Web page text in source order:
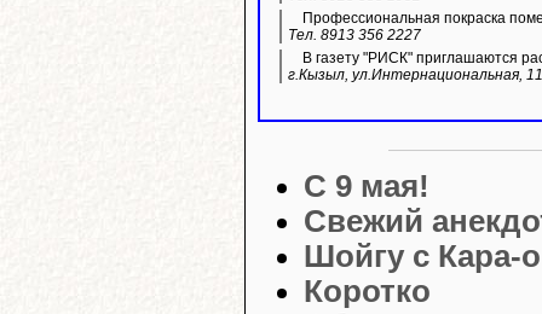
Профессиональная покраска
Тел. 8913 356 2227
В газету "РИСК" приглашаются
г.Кызыл, ул.Интернациональная,
С 9 мая!
Свежий
Шойгу с Кара-
Коротко